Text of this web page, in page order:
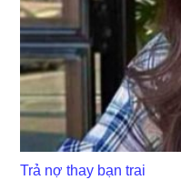
Trả nợ thay bạn trai